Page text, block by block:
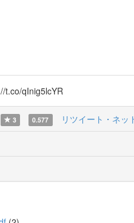
t.co/qInig5lcYR
3 0.577 リツイート・ネッ